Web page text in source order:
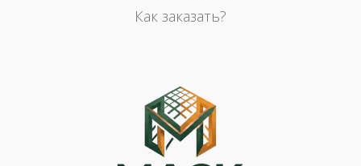
Как заказать?